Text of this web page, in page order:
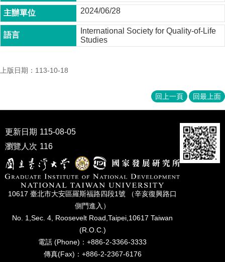
究
國
家
研
試
專
所
會
2024/06/28
International Society for Quality-of-Life
Studies
上版日期：113-10-18
回上一頁 回最上面
更新日期 115-08-05
瀏覽人次 116
10617 臺北市⼤安區羅斯福路四段1號 （辛亥復興路⼝
側⾨進入）
No. 1,Sec. 4, Roosevelt Road,Taipei,10617 Taiwan
(R.O.C.)
電話 (Phone)：+886-2-3366-3333
傳真(Fax)：+886-2-2367-6176